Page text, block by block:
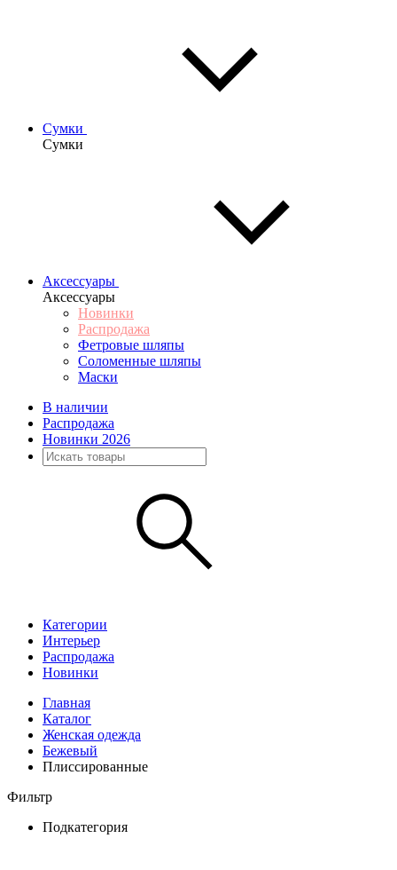
Сумки
Сумки
Аксессуары
Аксессуары
Новинки
Распродажа
Фетровые шляпы
Соломенные шляпы
Маски
В наличии
Распродажа
Новинки 2026
Категории
Интерьер
Распродажа
Новинки
Главная
Каталог
Женская одежда
Бежевый
Плиссированные
Фильтр
Подкатегория